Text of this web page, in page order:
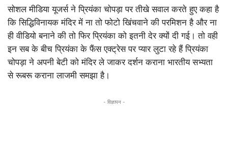
सोशल मीडिया यूजर्स ने प्रियंका चोपड़ा पर तीखे सवाल करते हुए कहा है
कि सिद्धिविनायक मंदिर में ना तो फोटो खिंचवाने की परमिशन है और ना
ही वीडियो बनाने की तो फिर प्रियंका को इतनी देर क्यों दी गई। तो वही
इन सब के बीच प्रियंका के फैंस एक्ट्रेस पर प्यार लुटा रहे हैं प्रियंका
चोपड़ा ने अपनी बेटी को मंदिर ले जाकर दर्शन कराना भारतीय सभ्यता
से रूबरू कराना लाजमी समझा है।
- विज्ञापन -